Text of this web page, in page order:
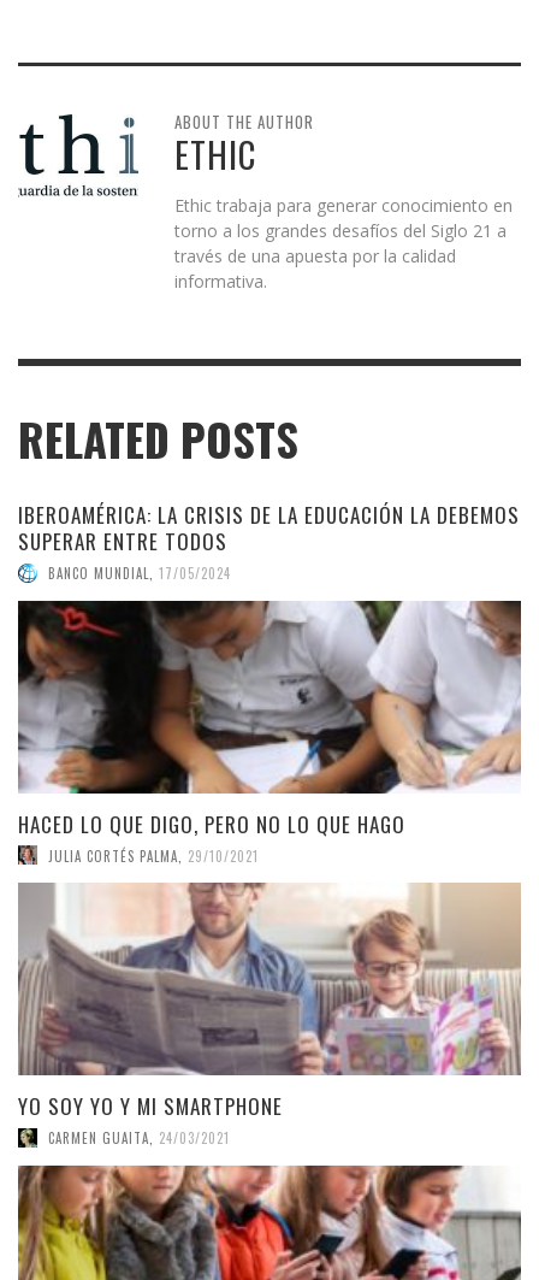
ABOUT THE AUTHOR
ETHIC
Ethic trabaja para generar conocimiento en
torno a los grandes desafíos del Siglo 21 a
través de una apuesta por la calidad
informativa.
RELATED POSTS
IBEROAMÉRICA: LA CRISIS DE LA EDUCACIÓN LA DEBEMOS
SUPERAR ENTRE TODOS
BANCO MUNDIAL 17/05/2024
HACED LO QUE DIGO, PERO NO LO QUE HAGO
JULIA CORTÉS PALMA 29/10/2021
YO SOY YO Y MI SMARTPHONE
CARMEN GUAITA, 24/03/2021